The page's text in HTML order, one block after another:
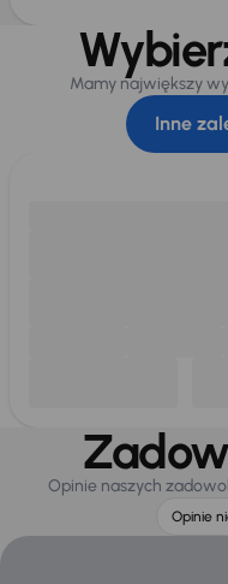
Mamy największy
Inne
Opinie naszych
Opinie